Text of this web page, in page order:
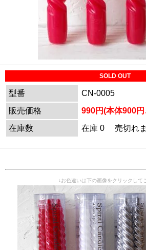
SOLD OUT
型番
CN-0005
販売価格
990円(本体900
在庫数
在庫 0 売切れ
↓お色違いは下の画像をクリックして